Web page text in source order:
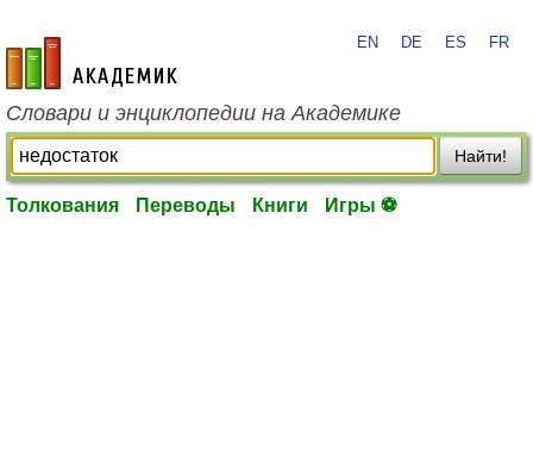
academic.ru
EN DE ES FR
Словари и энциклопедии на Академике
Найти!
Толкования Переводы Книги Игры ⚽